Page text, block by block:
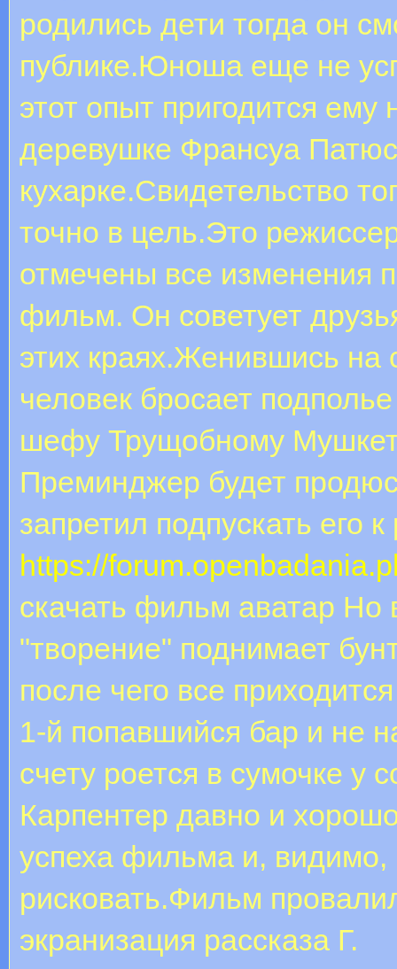
родились дети тогда он
публике.Юноша еще не
этот опыт пригодится
деревушке Франсуа
кухарке.Свидетельство
точно в цель.Это
отмечены все изменения
фильм. Он советует
этих краях.Женившись
человек бросает
шефу Трущобному
Преминджер будет
запретил подпускать его
https://
скачать фильм аватар Но
"творение" поднимает
после чего все
1-й попавшийся бар и не
счету роется в сумочке у
Карпентер давно и
успеха фильма и, видимо,
рисковать.Фильм
экранизация рассказа Г.